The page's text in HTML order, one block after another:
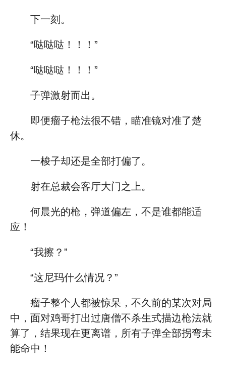
下一刻。
“哒哒哒！！！”
“哒哒哒！！！”
子弹激射而出。
即便瘤子枪法很不错，瞄准镜对准了楚
休。
一梭子却还是全部打偏了。
射在总裁会客厅大门之上。
何晨光的枪，弹道偏左，不是谁都能适
应！
“我擦？”
“这尼玛什么情况？”
瘤子整个人都被惊呆，不久前的某次对局
中，面对鸡哥打出过唐僧不杀生式描边枪法就
算了，结果现在更离谱，所有子弹全部拐弯未
能命中！